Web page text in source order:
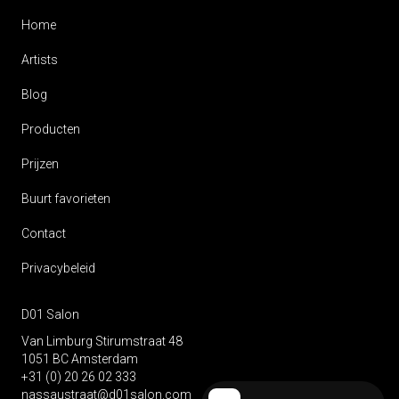
Home
Artists
Blog
Producten
Prijzen
Buurt favorieten
Contact
Privacybeleid
D01 Salon
Van Limburg Stirumstraat 48
1051 BC Amsterdam
+31 (0) 20 26 02 333
nassaustraat@d01salon.com